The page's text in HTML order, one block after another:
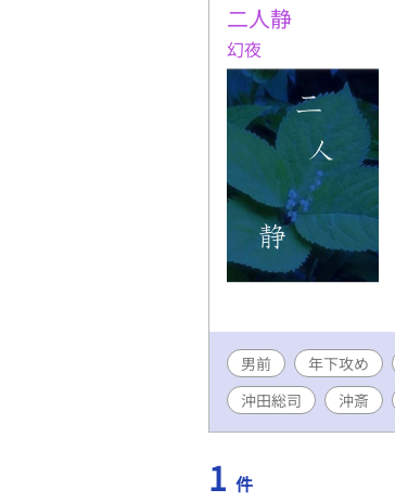
二人静
幻夜
男前 年下攻め
沖田総司
沖斎
1 件